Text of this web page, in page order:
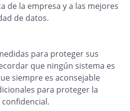
de la empresa y a las mejores
de datos.
para proteger sus
que ningún sistema es
siempre es aconsejable
para proteger la